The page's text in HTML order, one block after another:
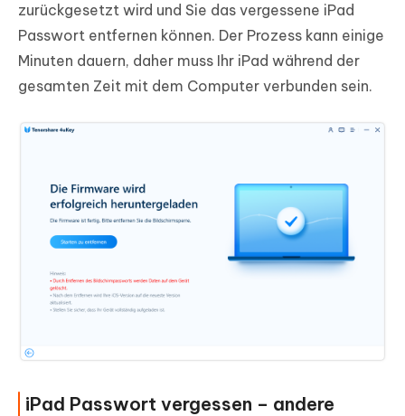
zurückgesetzt wird und Sie das vergessene iPad
Passwort entfernen können. Der Prozess kann einige
Minuten dauern, daher muss Ihr iPad während der
gesamten Zeit mit dem Computer verbunden sein.
iPad Passwort vergessen – andere